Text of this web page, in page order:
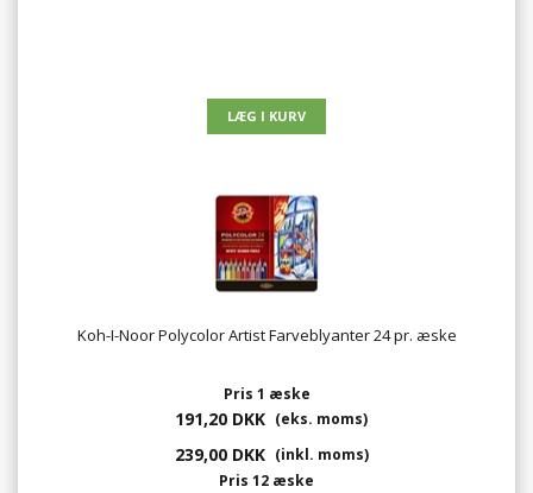
Koh-I-Noor Polycolor Artist Farveblyanter 24 pr. æske
Pris 1 æske
191,20 DKK (eks. moms)
239,00 DKK (inkl. moms)
Pris 12 æske